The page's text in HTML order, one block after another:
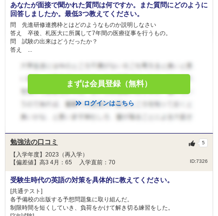
目的
の寄附金を財源として、学部学生対象の奨学金を
創設しました。この奨学金は、ご寄付をいただい
た故小野和子様とそのご遺族のご意志により、経
済的に修学が困難な学部学生を支援することを目
的としており、申請者の条件を年度における「前
本学医学部及び保健医療学部に在籍する者。
免除 年額 60 万円(無利子で貸与)
備考
卒業後５年以内に、貸与した奨学金の額を年賦に
より返還するものとします
札幌市奨学金
金額 6,000円(月額)
人数 -
札幌市では、能力があるにもかかわらず経済的理
由によって修学困難な学生・生徒を支援すること
あなたが面接で聞かれた質問は何ですか。また質問にどのように
回答しましたか。最低3つ教えてください。
問 先進研修連携枠とはどのようなものか説明しなさい
答え 卒後、札医大に所属して7年間の医療従事を行うもの。
問 試験の出来はどうだったか？
答え ...
まずは会員登録（無料）
ログインはこちら
勉強法の口コミ
【入学年度】2023（再入学）
【偏差値】高3 4月：65 入学直前：70
ID:7326
5
受験生時代の英語の対策を具体的に教えてください。
[共通テスト]
各予備校の出版する予想問題集に取り組んだ。
制限時間を短くしていき、負荷をかけて解き切る練習をした。